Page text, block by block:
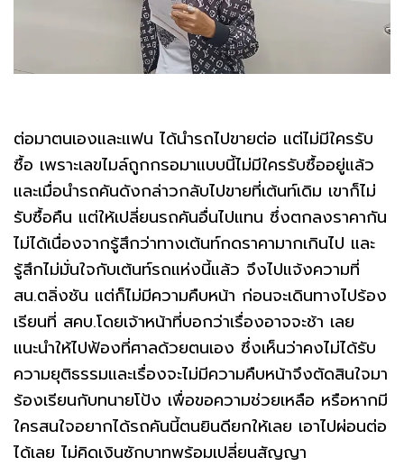
ต่อมาตนเองและแฟน ได้นำรถไปขายต่อ แต่ไม่มีใครรับ
ซื้อ เพราะเลขไมล์ถูกกรอมาแบบนี้ไม่มีใครรับซื้ออยู่แล้ว
และเมื่อนำรถคันดังกล่าวกลับไปขายที่เต้นท์เดิม เขาก็ไม่
รับซื้อคืน แต่ให้เปลี่ยนรถคันอื่นไปแทน ซึ่งตกลงราคากัน
ไม่ได้เนื่องจากรู้สึกว่าทางเต้นท์กดราคามากเกินไป และ
รู้สึกไม่มั่นใจกับเต้นท์รถแห่งนี้แล้ว จึงไปแจ้งความที่
สน.ตลิ่งชัน แต่ก็ไม่มีความคืบหน้า ก่อนจะเดินทางไปร้อง
เรียนที่ สคบ.โดยเจ้าหน้าที่บอกว่าเรื่องอาจจะช้า เลย
แนะนำให้ไปฟ้องที่ศาลด้วยตนเอง ซึ่งเห็นว่าคงไม่ได้รับ
ความยุติธรรมและเรื่องจะไม่มีความคืบหน้าจึงตัดสินใจมา
ร้องเรียนกับทนายโป้ง เพื่อขอความช่วยเหลือ หรือหากมี
ใครสนใจอยากได้รถคันนี้ตนยินดียกให้เลย เอาไปผ่อนต่อ
ได้เลย ไม่คิดเงินซักบาทพร้อมเปลี่ยนสัญญา